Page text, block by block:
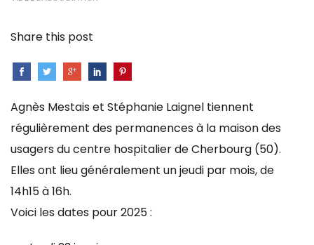
Share this post
Agnès Mestais et Stéphanie Laignel tiennent
régulièrement des permanences à la maison des
usagers du centre hospitalier de Cherbourg (50).
Elles ont lieu généralement un jeudi par mois, de
14h15 à 16h.
Voici les dates pour 2025 :